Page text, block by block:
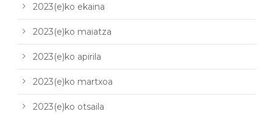
2023(e)ko ekaina
2023(e)ko maiatza
2023(e)ko apirila
2023(e)ko martxoa
2023(e)ko otsaila